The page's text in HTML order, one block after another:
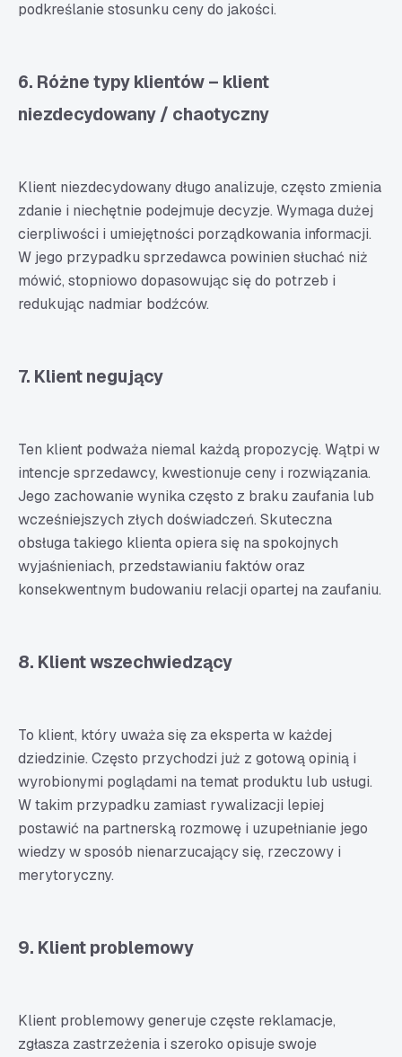
podkreślanie stosunku ceny do jakości.
6. Różne typy klientów – klient
niezdecydowany / chaotyczny
Klient niezdecydowany długo analizuje, często zmienia
zdanie i niechętnie podejmuje decyzje. Wymaga dużej
cierpliwości i umiejętności porządkowania informacji.
W jego przypadku sprzedawca powinien słuchać niż
mówić, stopniowo dopasowując się do potrzeb i
redukując nadmiar bodźców.
7. Klient negujący
Ten klient podważa niemal każdą propozycję. Wątpi w
intencje sprzedawcy, kwestionuje ceny i rozwiązania.
Jego zachowanie wynika często z braku zaufania lub
wcześniejszych złych doświadczeń. Skuteczna
obsługa takiego klienta opiera się na spokojnych
wyjaśnieniach, przedstawianiu faktów oraz
konsekwentnym budowaniu relacji opartej na zaufaniu.
8. Klient wszechwiedzący
To klient, który uważa się za eksperta w każdej
dziedzinie. Często przychodzi już z gotową opinią i
wyrobionymi poglądami na temat produktu lub usługi.
W takim przypadku zamiast rywalizacji lepiej
postawić na partnerską rozmowę i uzupełnianie jego
wiedzy w sposób nienarzucający się, rzeczowy i
merytoryczny.
9. Klient problemowy
Klient problemowy generuje częste reklamacje,
zgłasza zastrzeżenia i szeroko opisuje swoje